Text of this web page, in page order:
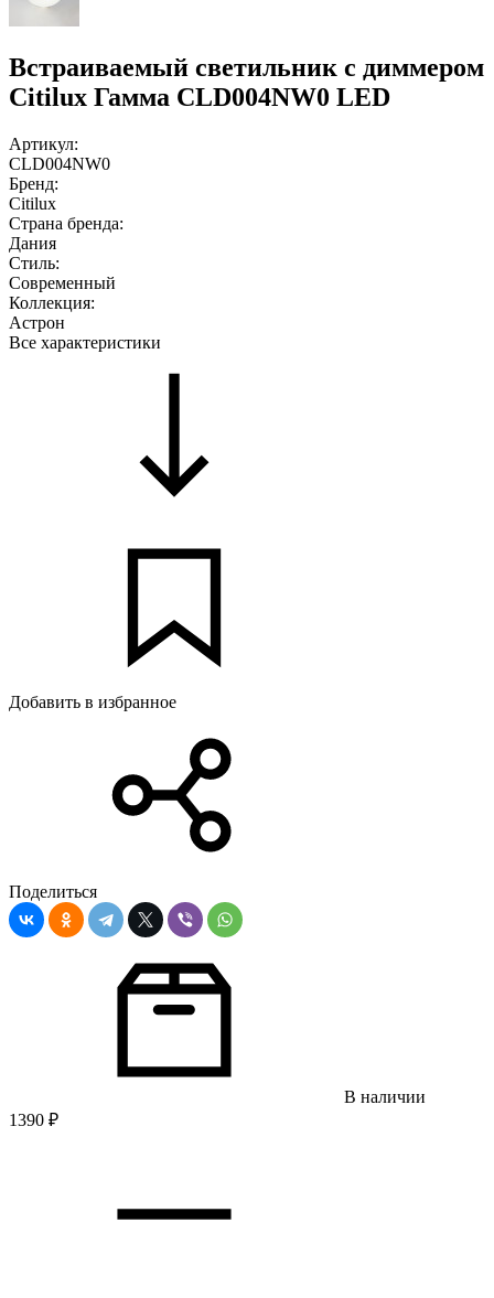
Встраиваемый светильник с диммером
Citilux Гамма CLD004NW0 LED
Артикул:
CLD004NW0
Бренд:
Citilux
Страна бренда:
Дания
Стиль:
Современный
Коллекция:
Астрон
Все характеристики
Добавить в избранное
Поделиться
В наличии
1390 ₽